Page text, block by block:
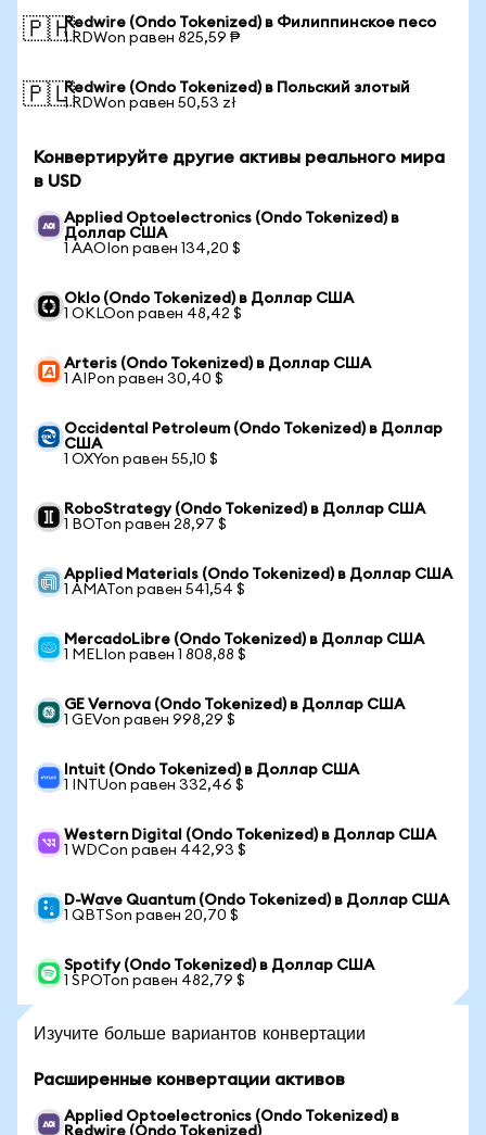
🇵🇭Redwire (Ondo Tokenized) в Филиппинское песо
1 RDWon равен 825,59 ₱
🇵🇱Redwire (Ondo Tokenized) в Польский злотый
1 RDWon равен 50,53 zł
Конвертируйте другие активы реального мира
в USD
Applied Optoelectronics (Ondo Tokenized) в
Доллар США
1 AAOIon равен 134,20 $
Oklo (Ondo Tokenized) в Доллар США
1 OKLOon равен 48,42 $
Arteris (Ondo Tokenized) в Доллар США
1 AIPon равен 30,40 $
Occidental Petroleum (Ondo Tokenized) в Доллар
США
1 OXYon равен 55,10 $
RoboStrategy (Ondo Tokenized) в Доллар США
1 BOTon равен 28,97 $
Applied Materials (Ondo Tokenized) в Доллар США
1 AMATon равен 541,54 $
MercadoLibre (Ondo Tokenized) в Доллар США
1 MELIon равен 1 808,88 $
GE Vernova (Ondo Tokenized) в Доллар США
1 GEVon равен 998,29 $
Intuit (Ondo Tokenized) в Доллар США
1 INTUon равен 332,46 $
Western Digital (Ondo Tokenized) в Доллар США
1 WDCon равен 442,93 $
D-Wave Quantum (Ondo Tokenized) в Доллар США
1 QBTSon равен 20,70 $
Spotify (Ondo Tokenized) в Доллар США
1 SPOTon равен 482,79 $
Изучите больше вариантов конвертации
Расширенные конвертации активов
Applied Optoelectronics (Ondo Tokenized) в
Redwire (Ondo Tokenized)